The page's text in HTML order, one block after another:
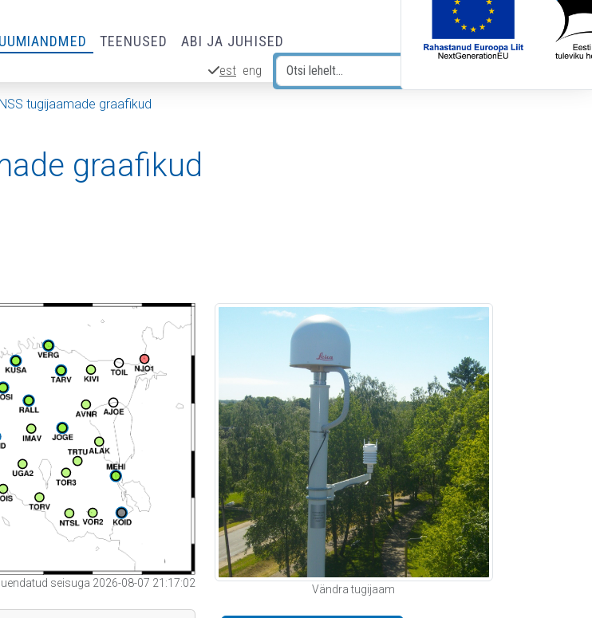
TEENUSED ABI JA JUHISED
est eng
tugijaamade graafikud
graafikud
seisuga 2026-08-07 21:17:02
Vändra tugijaam